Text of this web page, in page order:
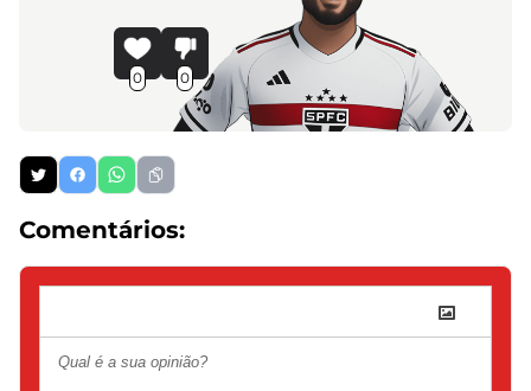
0 0
Comentários: